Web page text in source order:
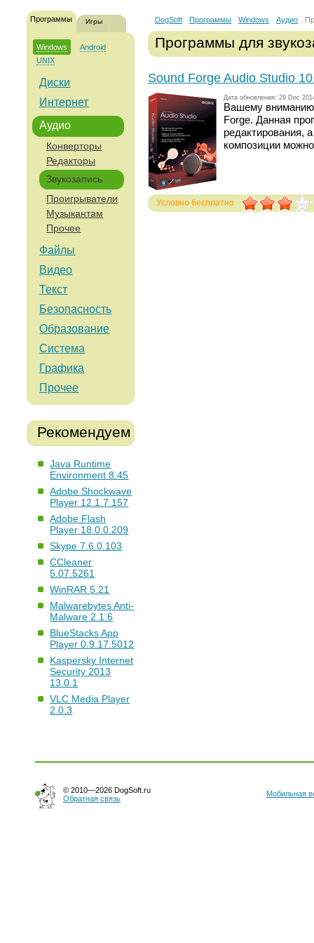
Программы Игры
Windows
Android
UNIX
Диски
Интернет
Аудио
Конверторы
Редакторы
Звукозапись
Проигрыватели
Музыкантам
Прочее
Файлы
Видео
Текст
Безопасность
Образование
Система
Графика
Прочее
Рекомендуем
Java Runtime
Environment 8.45
Adobe Shockwave
Player 12.1.7.157
Adobe Flash
Player 18.0.0.209
Skype 7.6.0.103
CCleaner
5.07.5261
WinRAR 5.21
Malwarebytes Anti-
Malware 2.1.6
BlueStacks App
Player 0.9.17.5012
Kaspersky Internet
Security 2013
13.0.1
VLC Media Player
2.0.3
DogSoft Программы Windows Аудио
Программы для
Sound Forge Audio Studio
Дата обновления: 29 Dec
Вашему вниманию
Forge. Данная
редактирования,
композиции
Условно бесплатно
© 2010—2026 DogSoft.ru
Обратная связь
Мобильная